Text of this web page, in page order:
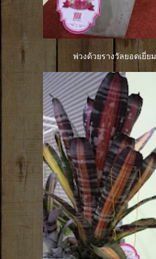
พ่วงด้วยรางวัลยอดเยี่ยม